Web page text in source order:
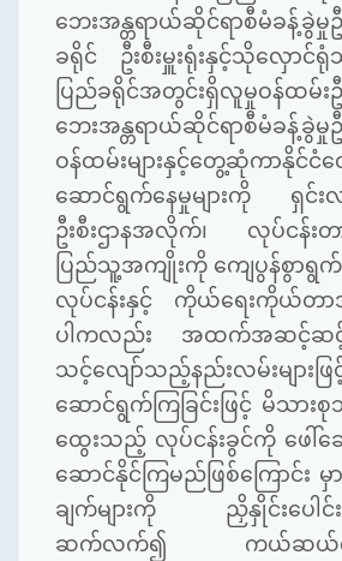
ဘေးအန္တရာယ်ဆိုင်ရာစီမံခန့်ခွဲမှု
ခရိုင် ဦးစီးမှူးရုံးနှင့်သိုလှောင်ရုံ
ပြည်ခရိုင်အတွင်းရှိလူမှုဝန်ထမ်းဦး
ဘေးအန္တရာယ်ဆိုင်ရာစီမံခန့်ခွဲမှုဦ
ဝန်ထမ်းများနှင့်တွေ့ဆုံကာနိုင်ငံ
ဆောင်ရွက်နေမှုများကို ရှင်းလင်း
ဦးစီးဌာနအလိုက်၊ လုပ်ငန်းတ
ပြည်သူ့အကျိုးကို ကျေပွန်စွာရွက်
လုပ်ငန်းနှင့် ကိုယ်ရေးကိုယ်တာ
ပါကလည်း အထက်အဆင့်ဆင့်
သင့်လျော်သည့်နည်းလမ်းများ
ဆောင်ရွက်ကြခြင်းဖြင့် မိသားစု
ထွေးသည့် လုပ်ငန်းခွင်ကို ဖေါ်ဆ
ဆောင်နိုင်ကြမည်ဖြစ်ကြောင်း မှ
ချက်များကို ညှိနှိုင်းပေါင်း
ဆက်လက်၍ ကယ်ဆယ်ထော